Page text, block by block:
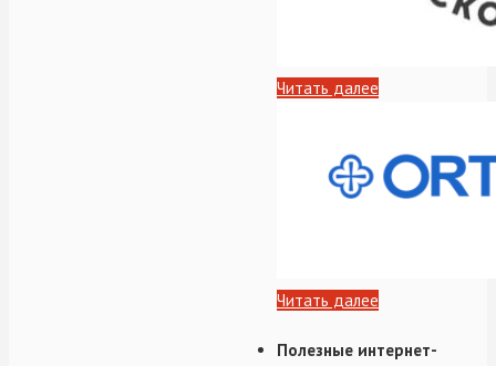
Читать далее
Читать далее
Полезные интернет-